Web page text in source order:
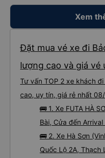
Xem
Đặt mua vé xe đi
lượng cao và giá vé
Tư vấn TOP 2 xe khách
cao, uy tín, giá rẻ nhất
🚌 1. Xe FUTA HÀ
Bài, Cửa đến
🚌 2. Xe Hà Sơn
Quốc Lộ 2A, Thạch